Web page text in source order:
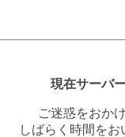
現在サーバ
ご迷惑をおか
しばらく時間を